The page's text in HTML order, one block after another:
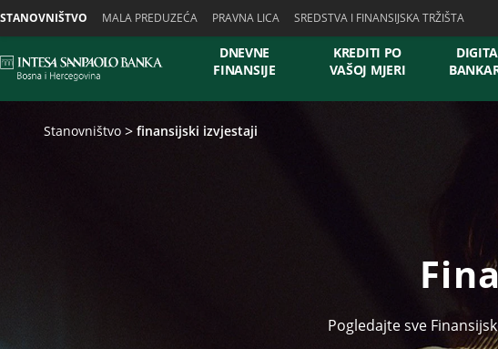
STANOVNIŠTVO MALA PREDUZEĆA PRAVNA LICA SREDSTVA I FINANSIJSKA TRŽIŠTA
DNEVNE
FINANSIJE
KREDITI PO
VAŠOJ MJERI
Stanovništvo finansijski izvjestaji
Pogledajte sve